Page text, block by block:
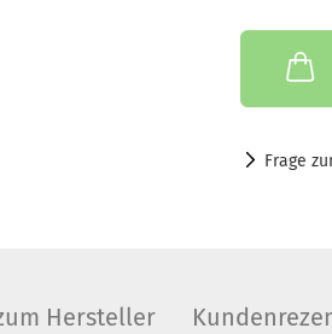
Frage
Hersteller